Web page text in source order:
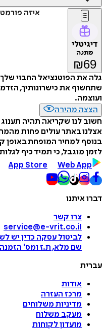
איזה
דיגיטלי
מתנה
₪69
גלה את הפוטנציאל החבוי
שתחשוף את כישרונותיך,
ועוצמה.
הצצה מהירה
חשוב לנו שקריאה תהיה
אצלנו באתר עולים פחות
בנוסף למחיר המופחת באופן
לזמן מוגבל, כי תמיד כיף
App Store Web App
דברו איתנו
צרו קשר
service@e-vrit.co.il
לביטול עסקה כדין יש
שם מלא, ת.ז ומס' הזמנה
עברית
אודות
מרכז העזרה
מדיניות משלוחים
מעקב משלוח
מועדון לקוחות